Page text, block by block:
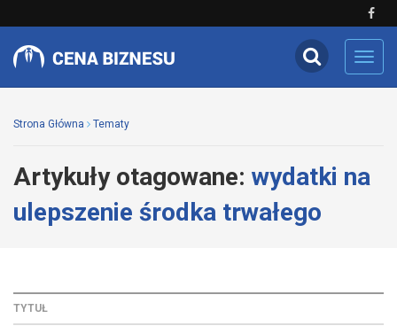
Strona Główna Tematy
Artykuły otagowane: wydatki na
ulepszenie środka trwałego
TYTUŁ